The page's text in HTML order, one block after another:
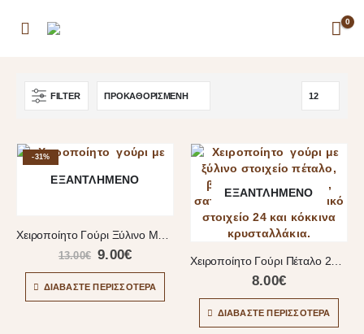
0
FILTER
-31%
ΕΞΑΝΤΛΗΜΈΝΟ
13.00€ 9.00€
ΔΙΑΒΆΣΤΕ ΠΕΡΙΣΣΌΤΕΡΑ
ΕΞΑΝΤΛΗΜΈΝΟ
8.00€
ΔΙΑΒΆΣΤΕ ΠΕΡΙΣΣΌΤΕΡΑ